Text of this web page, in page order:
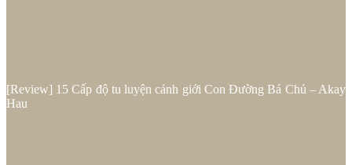
[Review] 15 Cấp độ tu luyện cảnh giới Con Đường Bá Chủ – Akay
Hau